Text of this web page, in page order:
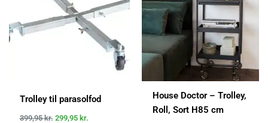
Trolley til parasolfod
399,95kr. 299,95 kr.
House Doctor – Trolley,
Roll, Sort H85 cm